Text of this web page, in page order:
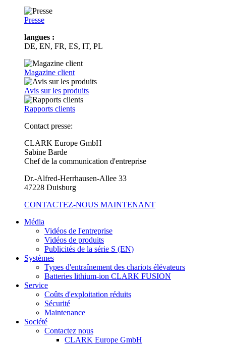
Presse
langues :
DE, EN, FR, ES, IT, PL
Magazine client
Avis sur les produits
Rapports clients
Contact presse:
CLARK Europe GmbH
Sabine Barde
Chef de la communication d'entreprise
Dr.-Alfred-Herrhausen-Allee 33
47228 Duisburg
CONTACTEZ-NOUS MAINTENANT
Média
Vidéos de l'entreprise
Vidéos de produits
Publicités de la série S (EN)
Systèmes
Types d'entraînement des chariots élévateurs
Batteries lithium-ion CLARK FUSION
Service
Coûts d'exploitation réduits
Sécurité
Maintenance
Société
Contactez nous
CLARK Europe GmbH